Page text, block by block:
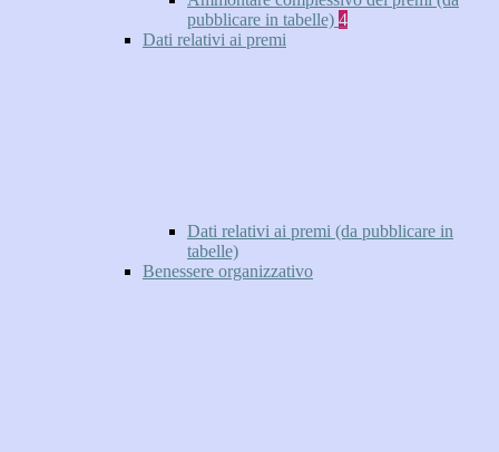
pubblicare in tabelle) 4
Dati relativi ai premi
Dati relativi ai premi (da pubblicare in
tabelle)
Benessere organizzativo